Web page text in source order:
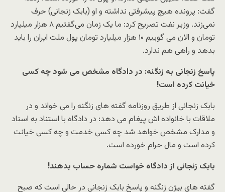
گفت: پرونده هیچ پیشرفتی نداشته و او (بابک زنجانی) حرف
نمی‌زند. وزیر نفت تصریح کرد: ما یک زمان می‌گفتیم ۸ هزار میلیارد
تومان و الان می گوییم ۱۰ هزار میلیارد تومان پول ملت ایران را باید
بدهد و راهی هم ندارد.
پاسخ زنجانی به زنگنه: در دادگاه مشخص می شود چه کسی
خیانت کرده است!
بابک زنجانی از طریق روزنامه گفته های زنگنه را می خواند و در
ملاقات با خانواده اش پیغام می دهد: در دادگاه با استناد به اسناد
و مدارک مشخص خواهد شد چه کسی خدمت و چه کسی خیانت
کرده است و مال حرام خورده است.
بابک زنجانی از دادگاه خواست شماره حساب بدهند!
گفته های بیژن زنگنه و پاسخ بابک زنجانی در حالی است که صبح